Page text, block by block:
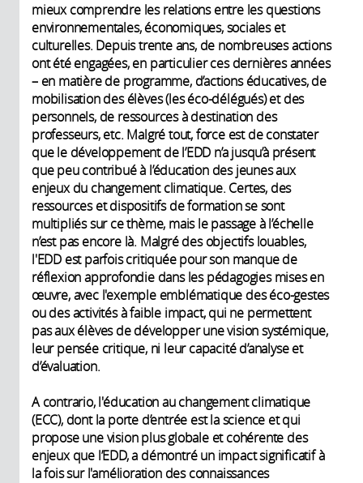
mieux comprendre les relations entre les questions
environnementales, économiques, sociales et
culturelles. Depuis trente ans, de nombreuses actions
ont été engagées, en particulier ces dernières années
– en matière de programme, d’actions éducatives, de
mobilisation des élèves (les éco-délégués) et des
personnels, de ressources à destination des
professeurs, etc. Malgré tout, force est de constater
que le développement de l’EDD n’a jusqu’à présent
que peu contribué à l’éducation des jeunes aux
enjeux du changement climatique. Certes, des
ressources et dispositifs de formation se sont
multipliés sur ce thème, mais le passage à l’échelle
n’est pas encore là. Malgré des objectifs louables,
l'EDD est parfois critiquée pour son manque de
réflexion approfondie dans les pédagogies mises en
œuvre, avec l'exemple emblématique des éco-gestes
ou des activités à faible impact, qui ne permettent
pas aux élèves de développer une vision systémique,
leur pensée critique, ni leur capacité d’analyse et
d’évaluation.
A contrario, l'éducation au changement climatique
(ECC), dont la porte d’entrée est la science et qui
propose une vision plus globale et cohérente des
enjeux que l’EDD, a démontré un impact significatif à
la fois sur l'amélioration des connaissances